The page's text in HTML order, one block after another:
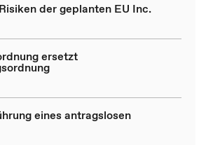
der geplanten EU Inc.
ersetzt
eines antragslosen